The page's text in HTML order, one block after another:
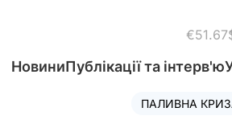
€51.67
НовиниПублікації та інтерв'ю
ПАЛИВНА